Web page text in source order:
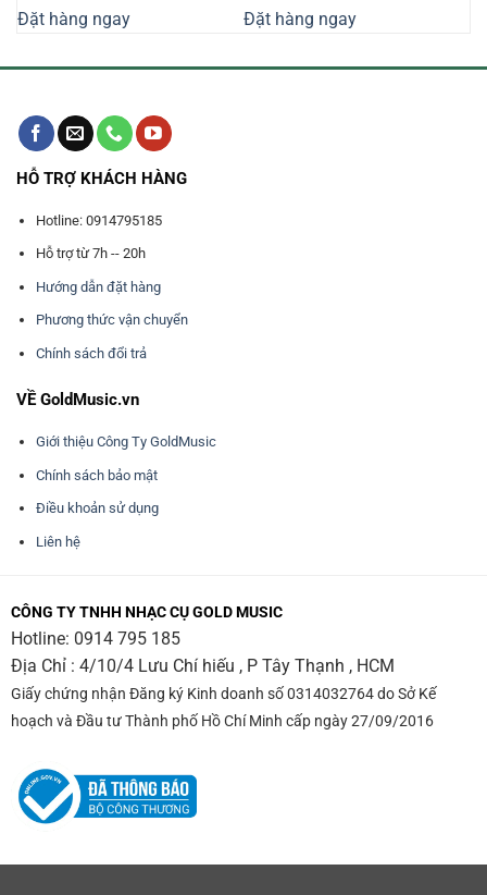
2.740.000₫.
2.380.000₫.
Đặt hàng ngay
60.780.000₫.
Đặt hàng ngay
HỖ TRỢ KHÁCH HÀNG
Hotline: 0914795185
Hỗ trợ từ 7h -- 20h
Hướng dẫn đặt hàng
Phương thức vận chuyển
Chính sách đổi trả
VỀ GoldMusic.vn
Giới thiệu Công Ty GoldMusic
Chính sách bảo mật
Điều khoản sử dụng
Liên hệ
CÔNG TY TNHH NHẠC CỤ GOLD MUSIC
Hotline: 0914 795 185
Địa Chỉ : 4/10/4 Lưu Chí hiếu , P Tây Thạnh , HCM
Giấy chứng nhận Đăng ký Kinh doanh số 0314032764 do Sở Kế
hoạch và Đầu tư Thành phố Hồ Chí Minh cấp ngày 27/09/2016